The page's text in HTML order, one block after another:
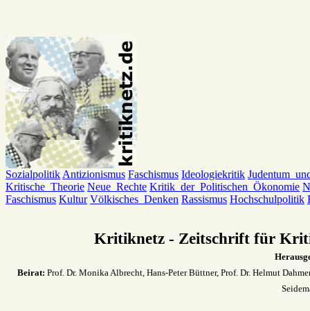
Sozialpolitik Antizionismus Faschismus Ideologiekritik
Kritische_Theorie Neue_Rechte Kritik_der_Politischen_Ökonomie
Faschismus Kultur Völkisches_Denken Rassismus Hochschulpolitik
Kritiknetz - Zeitschrift für
Beirat: Prof. Dr. Monika Albrecht, Hans-Peter Büttner, Prof. Dr. Helmut